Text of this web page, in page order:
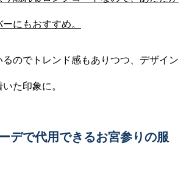
にもおすすめ。
のでトレンド感もありつつ、デザイン
た印象に。
デで代用できるお宮参りの服